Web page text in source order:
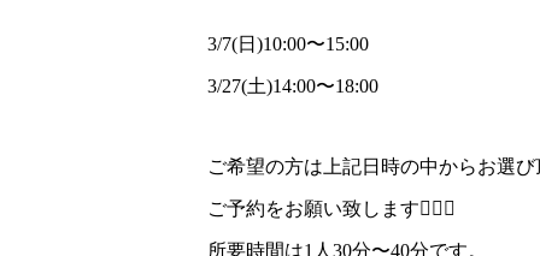
3/7(日)10:00〜15:00
3/27(土)14:00〜18:00
ご希望の方は上記日時の中からお選び
ご予約をお願い致します🙇‍♂️✨
所要時間は1人30分〜40分です。